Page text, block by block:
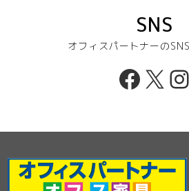
SNS
オフィスパートナーの
X